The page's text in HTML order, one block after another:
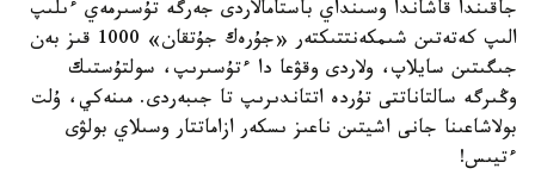
جاقىندا قاشاندا وسىنداي باستامالاردى جەرگە تۇسىرمەي ءىلىپ
الىپ كەتەتىن شىمكەنتتىكتەر «جۇرەك جۇتقان» 1000 قىز بەن
جىگىتىن سايلاپ، ولاردى وقۋعا دا ءتۇسىرىپ، سولتۇستىك
وڭىرگە سالتاناتتى تۇردە اتتاندىرىپ تا جىبەردى. مىنەكي، ۇلت
بولاشاعىنا جانى اشيتىن ناعىز ىسكەر ازاماتتار وسىلاي بولۋى
ءتيىس!